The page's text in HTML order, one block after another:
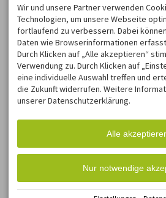
Wir und unsere Partner verwenden
Technologien, um unsere Webseite
fortlaufend zu verbessern. Dabei
Daten wie Browserinformationen
Durch Klicken auf „Alle akzeptieren“
Verwendung zu. Durch Klicken auf
eine individuelle Auswahl treffen und
die Zukunft widerrufen. Weitere
unserer Datenschutzerklärung.
Alle
Nur notwendige